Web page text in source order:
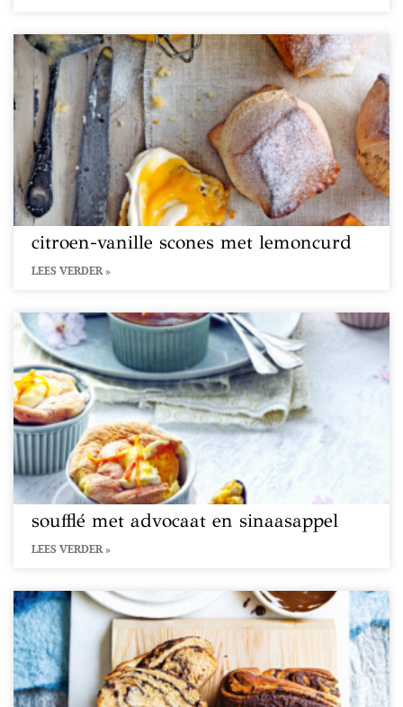
citroen-vanille scones met lemoncurd
LEES VERDER »
soufflé met advocaat en sinaasappel
LEES VERDER »